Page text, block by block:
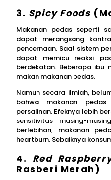
3. Spicy Foods
Makanan pedas seperti
dapat merangsang
pencernaan. Saat sistem
dapat memicu reaksi
berdekatan. Beberapa ibu
makan makanan pedas.
Namun secara ilmiah,
bahwa makanan pedas
persalinan. Efeknya lebih
sensitivitas masing-
berlebihan, makanan
heartburn. Sebaiknya
4. Red
Rasberi Merah)